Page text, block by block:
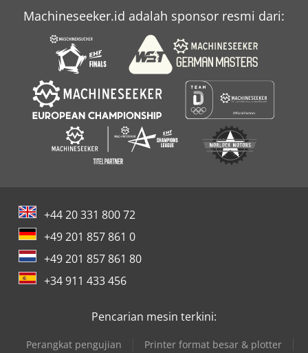
Machineseeker.id adalah sponsor resmi dari:
+44 20 331 800 72
+49 201 857 861 0
+49 201 857 861 80
+34 911 433 456
Pencarian mesin terkini:
Perangkat pengujian
Printer format besar & plotter